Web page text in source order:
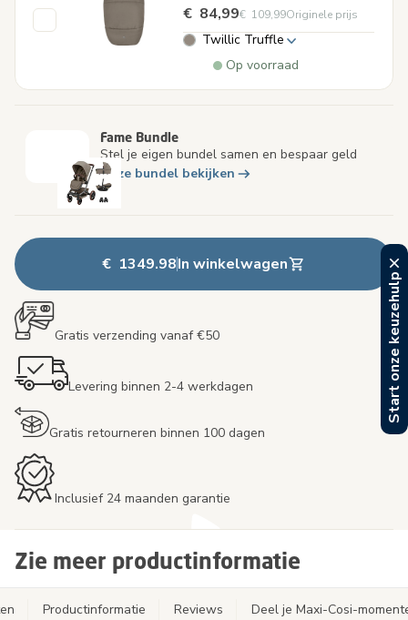
€ 84,99€ 109,99Originele prijs
Twillic Truffle
Op voorraad
Fame Bundle
Stel je eigen bundel samen en bespaar geld
Deze bundel bekijken
€ 1349.98In winkelwagen
Gratis verzending vanaf €50
Levering binnen 2-4 werkdagen
Gratis retourneren binnen 100 dagen
Inclusief 24 maanden garantie
Zie meer productinformatie
Productinformatie Reviews Deel je Maxi-Cosi-
Start onze keuzehulp